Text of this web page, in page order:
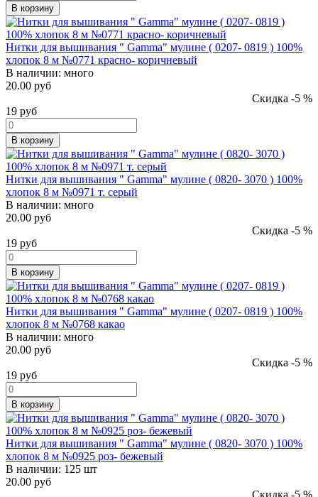
В корзину
Нитки для вышивания " Gamma" мулине ( 0207- 0819 ) 100%
хлопок 8 м №0771 красно- коричневый
В наличии: много
20.00 руб
Скидка -5 %
19 руб
В корзину
Нитки для вышивания " Gamma" мулине ( 0820- 3070 ) 100%
хлопок 8 м №0971 т. серый
В наличии: много
20.00 руб
Скидка -5 %
19 руб
В корзину
Нитки для вышивания " Gamma" мулине ( 0207- 0819 ) 100%
хлопок 8 м №0768 какао
В наличии: много
20.00 руб
Скидка -5 %
19 руб
В корзину
Нитки для вышивания " Gamma" мулине ( 0820- 3070 ) 100%
хлопок 8 м №0925 роз- бежевый
В наличии: 125 шт
20.00 руб
Скидка -5 %